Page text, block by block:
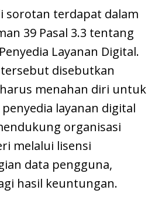
sorotan terdapat dalam
39 Pasal 3.3 tentang
Layanan Digital.
disebutkan
menahan diri untuk
layanan digital
organisasi
melalui lisensi
data pengguna,
hasil keuntungan.